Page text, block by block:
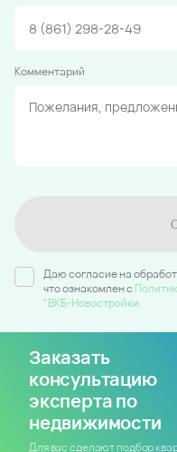
Комментарий
Даю согласие на
что ознакомлен c
"ВКБ-Новостройки
Заказать
консультацию
эксперта по
недвижимости
Для вас сделают подбор